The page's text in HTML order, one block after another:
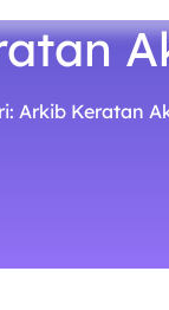
Arkib Keratan